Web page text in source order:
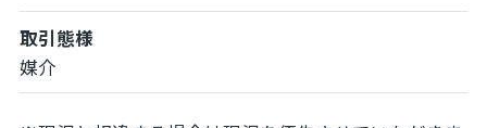
取引態様
媒介